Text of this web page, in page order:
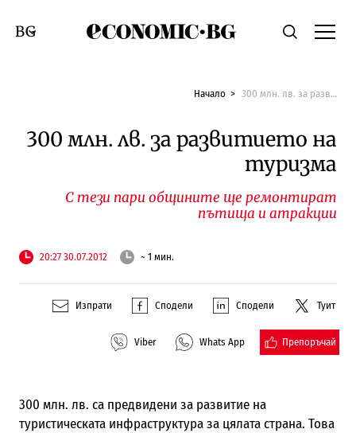
Economic.bgТърсене
Смяна на език
Начало 300 млн. лв. за развитието на туризма
300 млн. лв. за развитието на
туризма
С тези пари общините ще ремонтират
пътища и атракции
20:27 30.07.2012 ~ 1 мин.
Изпрати Сподели Сподели Туит
Viber Whats App Препоръчай
300 млн. лв. са предвидени за развитие на
туристическата инфраструктура за цялата страна. Това